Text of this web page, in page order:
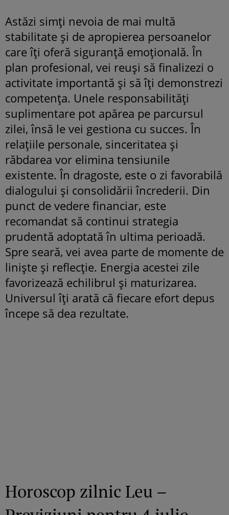
Astăzi simți nevoia de mai multă
stabilitate și de apropierea persoanelor
care îți oferă siguranță emoțională. În
plan profesional, vei reuși să finalizezi o
activitate importantă și să îți demonstrezi
competența. Unele responsabilități
suplimentare pot apărea pe parcursul
zilei, însă le vei gestiona cu succes. În
relațiile personale, sinceritatea și
răbdarea vor elimina tensiunile
existente. În dragoste, este o zi favorabilă
dialogului și consolidării încrederii. Din
punct de vedere financiar, este
recomandat să continui strategia
prudentă adoptată în ultima perioadă.
Spre seară, vei avea parte de momente de
liniște și reflecție. Energia acestei zile
favorizează echilibrul și maturizarea.
Universul îți arată că fiecare efort depus
începe să dea rezultate.
Horoscop zilnic Leu –